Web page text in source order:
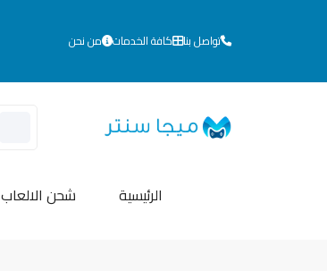
تواصل بنا كافة الخدمات من نحن
الرئيسية شحن الالعاب